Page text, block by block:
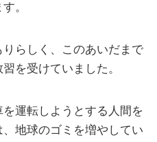
。
らしく、このあいだまで
を受けていました。
運転しようとする人間を
地球のゴミを増やしてい